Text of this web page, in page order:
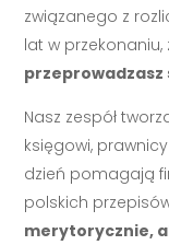
związanego z
lat w przekonaniu,
przeprowadzasz
Nasz zespół
księgowi,
dzień pomagają
polskich
merytorycznie,